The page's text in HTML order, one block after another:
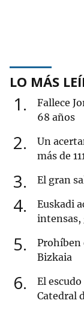
LO MÁS
1
Fallece
68 años
2
Un
más de
3 El gran
4
Euskadi
intensas,
5
Prohíben
Bizkaia
6
El
Catedral